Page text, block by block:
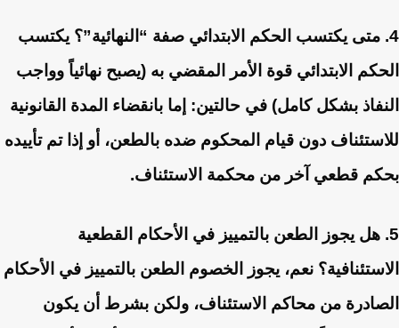
4. متى يكتسب الحكم الابتدائي صفة “النهائية”؟
يكتسب
الحكم الابتدائي قوة الأمر المقضي به (يصبح نهائياً وواجب
النفاذ بشكل كامل) في حالتين: إما بانقضاء المدة القانونية
للاستئناف دون قيام المحكوم ضده بالطعن، أو إذا تم تأييده
بحكم قطعي آخر من محكمة الاستئناف.
5. هل يجوز الطعن بالتمييز في الأحكام القطعية
الاستئنافية؟ نعم، يجوز الخصوم الطعن بالتمييز في الأحكام
الصادرة من محاكم الاستئناف، ولكن بشرط أن يكون